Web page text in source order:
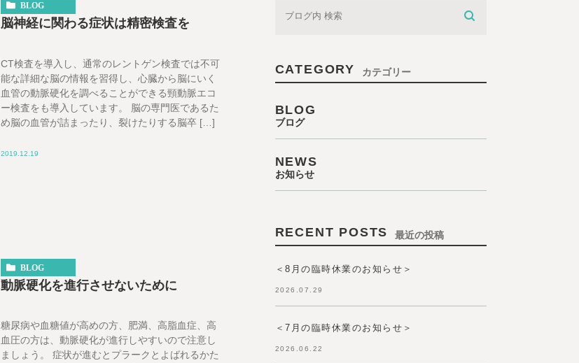
BLOG
脳神経に関わる症状は精密検査を
CT検査を導入し、通常のレントゲン検査では不可
能な詳細な脳の情報を習得し、心臓から脳にいく
血管の動脈硬化を調べることができる頸動脈エコ
ー検査をも導入しています。 脳の専門医であるた
め脳の血管が詰まったり、裂けたりする脳卒 […]
2019.12.19
BLOG
動脈硬化を進行させないために
糖尿病や血糖値が高めの方、肥満、高脂血症、高
血圧の方は、動脈硬化が進行しやすいので注意し
ましょう。 症状が進むとプラークとよばれるかた
CATEGORY カテゴリー
BLOG
ブログ
NEWS
お知らせ
RECENT POSTS 最近の投稿
＜8月の臨時休業のお知らせ＞
2026.07.29
＜7月の臨時休業のお知らせ＞
2026.06.22